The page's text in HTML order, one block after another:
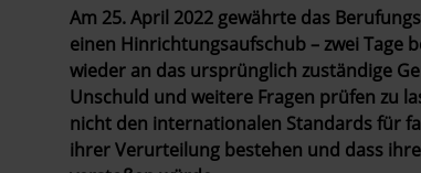
Am 25. April 2022 gewährte das
einen Hinrichtungsaufschub – zwei Tage
wieder an das ursprünglich zuständige
Unschuld und weitere Fragen prüfen zu
nicht den internationalen Standards für
ihrer Verurteilung bestehen und dass